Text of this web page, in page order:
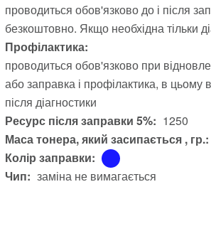
проводиться обов'язково до і після
безкоштовно. Якщо необхідна тільки
Профілактика:
проводиться обов'язково при
або заправка і профілактика, в цьому
після діагностики
Ресурс після заправки 5%: 1250
Маса тонера, який засипається , гр.:
Колір заправки:
Чип: заміна не вимагається